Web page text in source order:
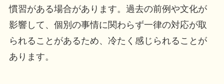
慣習がある場合があります。過去の前例や文化が
影響して、個別の事情に関わらず一律の対応が取
られることがあるため、冷たく感じられることが
あります。